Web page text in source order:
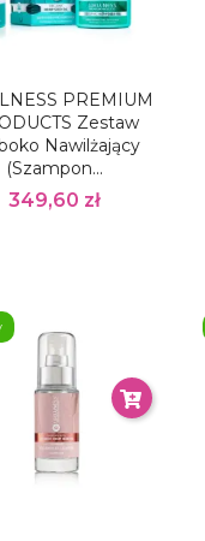
PREMIUM
Zestaw
Nawilżający
(szampon...
349,60 zł